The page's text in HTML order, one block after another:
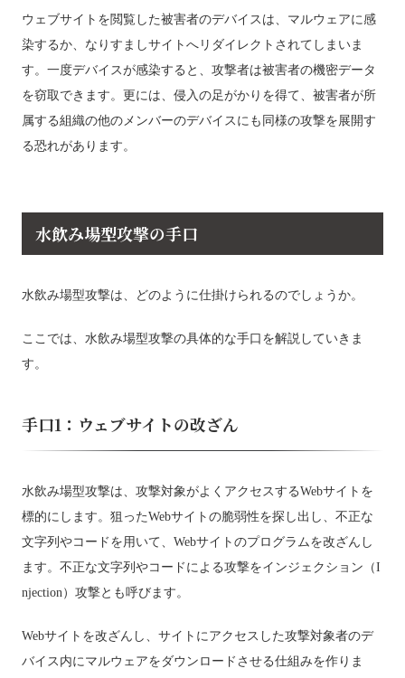
ウェブサイトを閲覧した被害者のデバイスは、マルウェアに感
染するか、なりすましサイトへリダイレクトされてしまいま
す。一度デバイスが感染すると、攻撃者は被害者の機密データ
を窃取できます。更には、侵入の足がかりを得て、被害者が所
属する組織の他のメンバーのデバイスにも同様の攻撃を展開す
る恐れがあります。
水飲み場型攻撃の手口
水飲み場型攻撃は、どのように仕掛けられるのでしょうか。
ここでは、水飲み場型攻撃の具体的な手口を解説していきま
す。
手口1：ウェブサイトの改ざん
水飲み場型攻撃は、攻撃対象がよくアクセスするWebサイトを
標的にします。狙ったWebサイトの脆弱性を探し出し、不正な
文字列やコードを用いて、Webサイトのプログラムを改ざんし
ます。不正な文字列やコードによる攻撃をインジェクション（I
njection）攻撃とも呼びます。
Webサイトを改ざんし、サイトにアクセスした攻撃対象者のデ
バイス内にマルウェアをダウンロードさせる仕組みを作りま